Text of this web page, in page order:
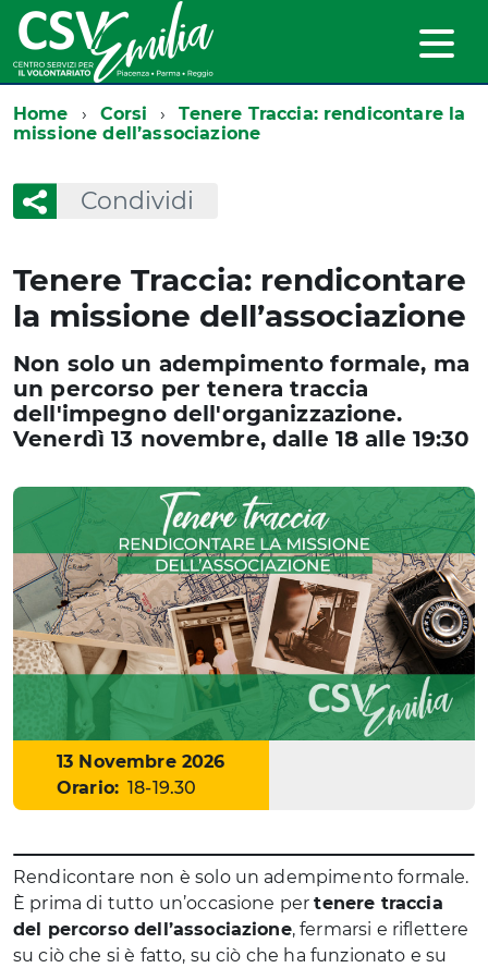
Home Corsi
Tenere Traccia: rendicontare la
missione dell’associazione
Tenere Traccia: rendicontare
la missione dell’associazione
Non solo un adempimento formale, ma
un percorso per tenera traccia
dell'impegno dell'organizzazione.
Venerdì 13 novembre, dalle 18 alle 19:30
Condividi
Data
13 Novembre 2026
Orario: 18-19.30
Rendicontare non è solo un adempimento formale.
È prima di tutto un’occasione pertenere traccia
del percorso dell’associazione, fermarsi e riflettere
su ciò che si è fatto, su ciò che ha funzionato e su